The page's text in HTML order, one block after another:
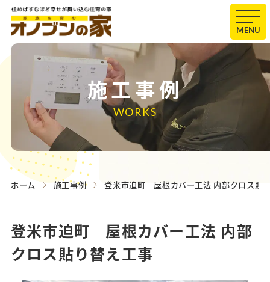
MENU
施工事例
WORKS
ホーム 施工事例 登米市迫町 屋根カバー工法 内部クロス貼
登米市迫町 屋根カバー工法 内部
クロス貼り替え工事